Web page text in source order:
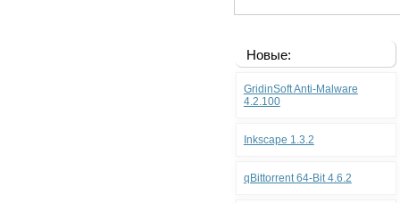
Новые:
GridinSoft Anti-Malware
4.2.100
Inkscape 1.3.2
qBittorrent 64-Bit 4.6.2